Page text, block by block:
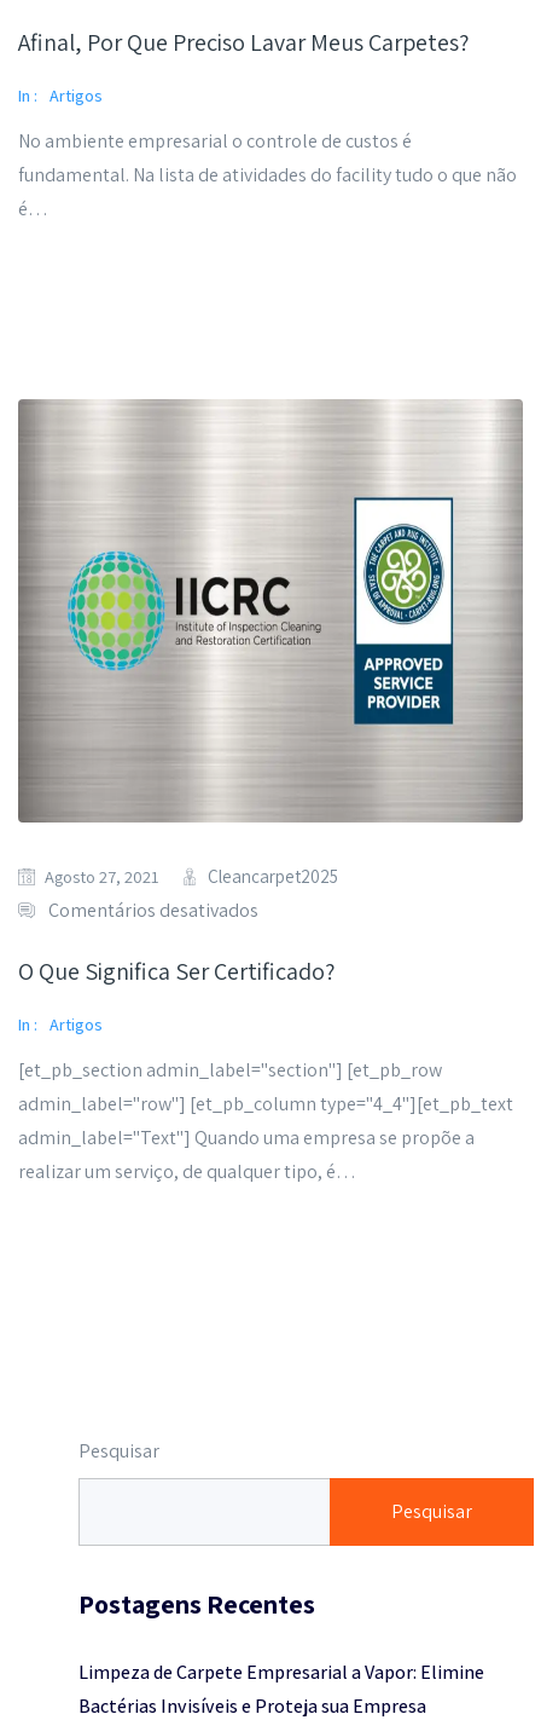
Afinal, Por Que Preciso Lavar Meus Carpetes?
In : Artigos
No ambiente empresarial o controle de custos é
fundamental. Na lista de atividades do facility tudo o que não
é…
Agosto 27, 2021 Cleancarpet2025
Comentários desativados
O Que Significa Ser Certificado?
In : Artigos
[et_pb_section admin_label="section"] [et_pb_row
admin_label="row"] [et_pb_column type="4_4"][et_pb_text
admin_label="Text"] Quando uma empresa se propõe a
realizar um serviço, de qualquer tipo, é…
Pesquisar
Pesquisar
Postagens Recentes
Limpeza de Carpete Empresarial a Vapor: Elimine
Bactérias Invisíveis e Proteja sua Empresa